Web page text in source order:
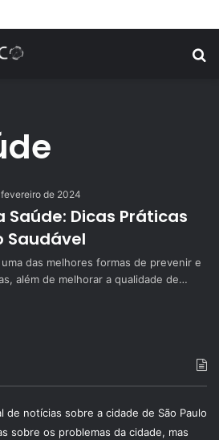
de 2024
Saúde: Dicas Práticas
Saudável
das melhores formas de prevenir e
além de melhorar a qualidade de…
de notícias sobre a cidade de São Paulo
sobre os problemas da cidade, mas